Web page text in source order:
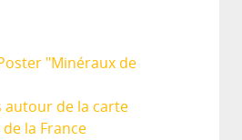
"Minéraux de
autour de la carte
la France